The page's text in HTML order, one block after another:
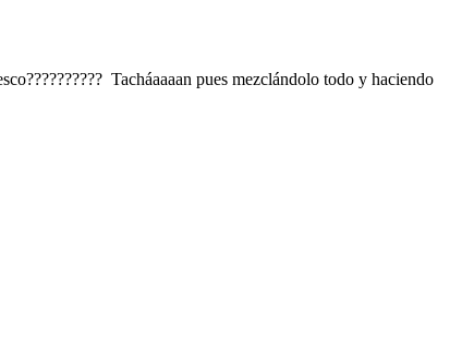
Tacháaaaan pues mezclándolo todo y haciendo